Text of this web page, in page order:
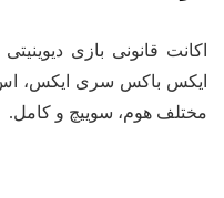
قانونی بازی دیوینیتی
باکس سری ایکس، اس و
هوم، سوییچ و کامل.